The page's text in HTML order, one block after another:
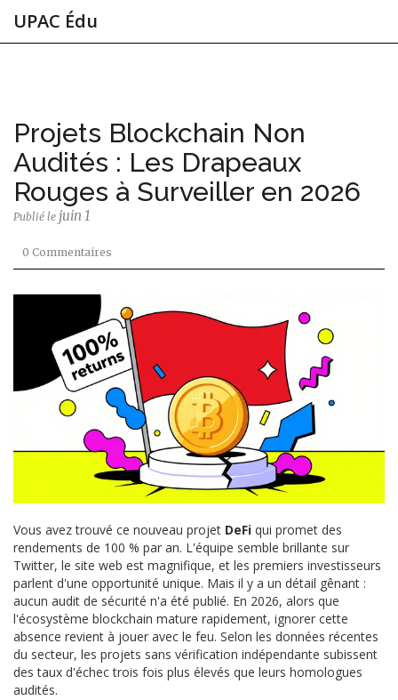
UPAC Édu
Projets Blockchain Non
Audités : Les Drapeaux
Rouges à Surveiller en 2026
Publié le juin 1
0 Commentaires
Vous avez trouvé ce nouveau projet DeFi qui promet des
rendements de 100 % par an. L'équipe semble brillante sur
Twitter, le site web est magnifique, et les premiers investisseurs
parlent d'une opportunité unique. Mais il y a un détail gênant :
aucun audit de sécurité n'a été publié. En 2026, alors que
l'écosystème blockchain mature rapidement, ignorer cette
absence revient à jouer avec le feu. Selon les données récentes
du secteur, les projets sans vérification indépendante subissent
des taux d'échec trois fois plus élevés que leurs homologues
audités.